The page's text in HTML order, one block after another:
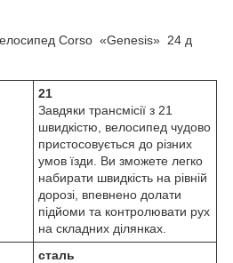
Corso «Genesis» 24 д
21
Завдяки трансмісії з 21
швидкістю, велосипед чудово
пристосовується до різних
умов їзди. Ви зможете легко
набирати швидкість на рівній
дорозі, впевнено долати
підйоми та контролювати рух
на складних ділянках.
сталь